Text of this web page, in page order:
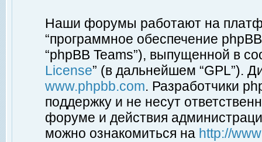
Наши форумы работают на
“программное обеспечение
“phpBB Teams”), выпущенной в
License” (в дальнейшем “GPL”).
www.phpbb.com. Разработчики
поддержку и не несут
форуме и действия
можно ознакомиться на http://